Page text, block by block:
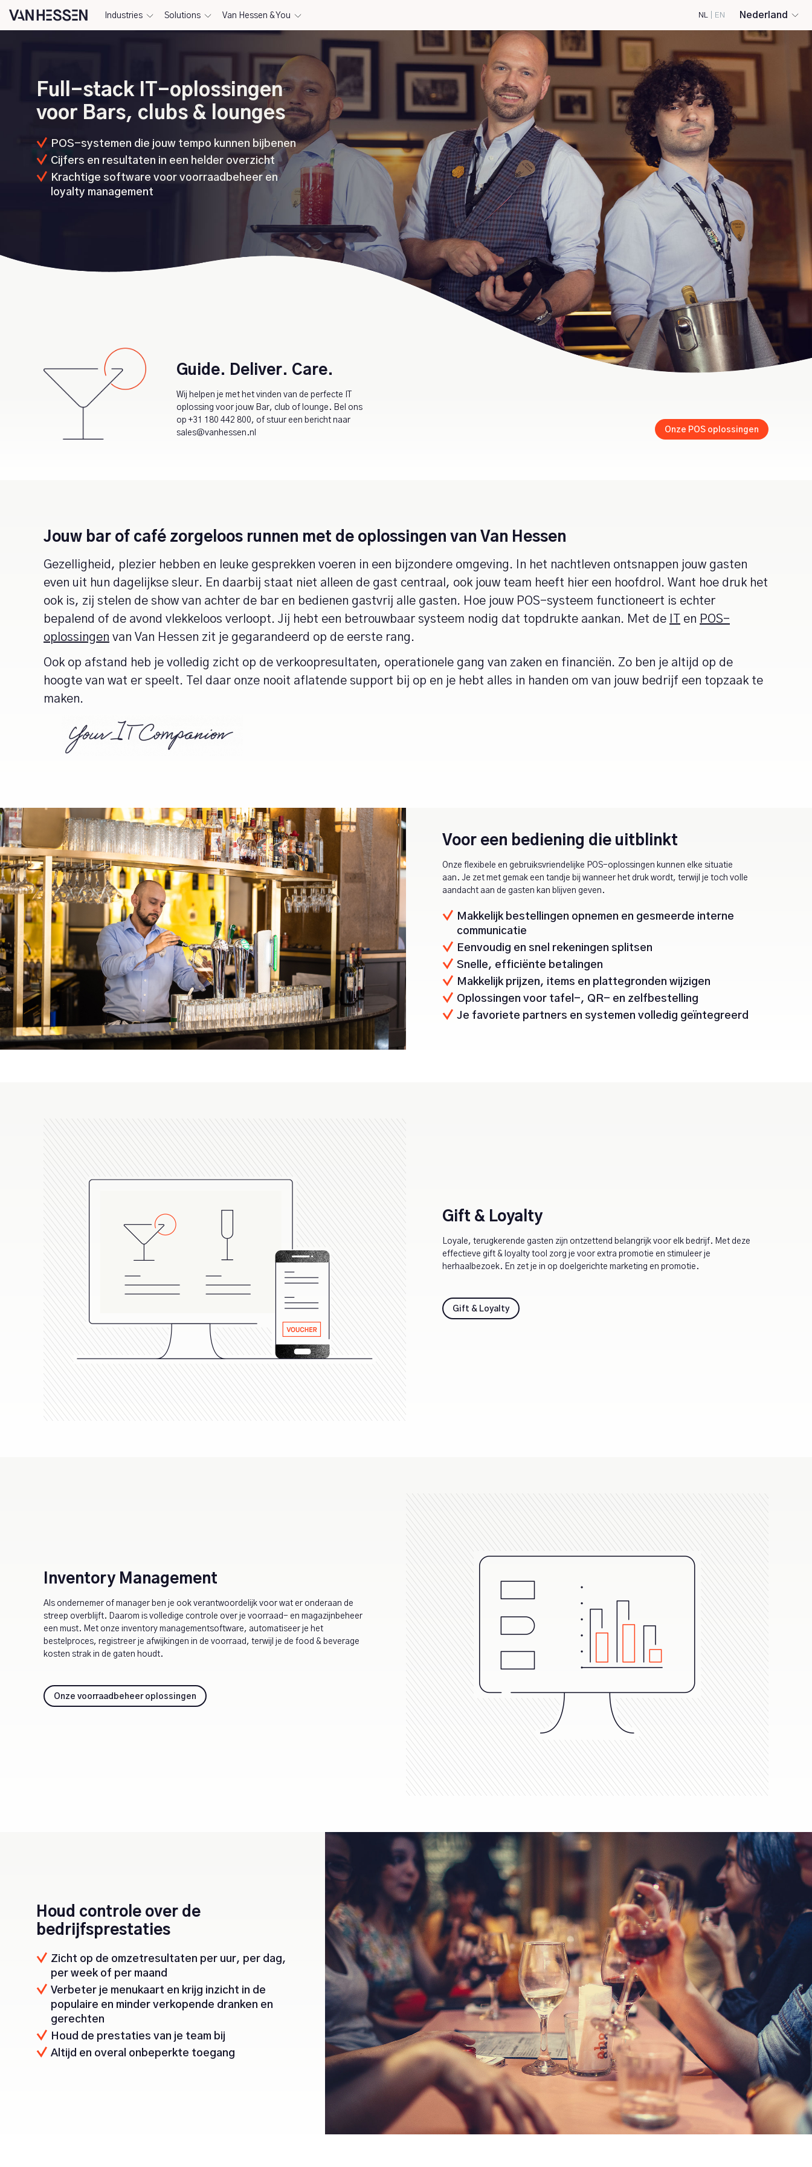
Industries Solutions Van Hessen & You Nederland
NL EN
Full-stack IT-oplossingen
voor Bars, clubs & lounges
POS-systemen die jouw tempo kunnen bijbenen
Cijfers en resultaten in een helder overzicht
Krachtige software voor voorraadbeheer en
loyalty management
Guide. Deliver. Care.
Wij helpen je met het vinden van de perfecte IT
oplossing voor jouw Bar, club of lounge. Bel ons
op +31 180 442 800, of stuur een bericht naar
sales@vanhessen.nl
Onze POS oplossingen
Jouw bar of café zorgeloos runnen met de oplossingen van Van Hessen
Gezelligheid, plezier hebben en leuke gesprekken voeren in een bijzondere omgeving. In het nachtleven ontsnappen jouw gasten
even uit hun dagelijkse sleur. En daarbij staat niet alleen de gast centraal, ook jouw team heeft hier een hoofdrol. Want hoe druk het
ook is, zij stelen de show van achter de bar en bedienen gastvrij alle gasten. Hoe jouw POS-systeem functioneert is echter
bepalend of de avond vlekkeloos verloopt. Jij hebt een betrouwbaar systeem nodig dat topdrukte aankan. Met de
en POS-
oplossingen van Van Hessen zit je gegarandeerd op de eerste rang.
Ook op afstand heb je volledig zicht op de verkoopresultaten, operationele gang van zaken en financiën. Zo ben je altijd op de
hoogte van wat er speelt. Tel daar onze nooit aflatende support bij op en je hebt alles in handen om van jouw bedrijf een topzaak te
maken.
Voor een bediening die uitblinkt
Onze flexibele en gebruiksvriendelijke POS-oplossingen kunnen elke situatie
aan. Je zet met gemak een tandje bij wanneer het druk wordt, terwijl je toch volle
aandacht aan de gasten kan blijven geven.
Makkelijk bestellingen opnemen en gesmeerde interne
communicatie
Eenvoudig en snel rekeningen splitsen
Snelle, efficiënte betalingen
Makkelijk prijzen, items en plattegronden wijzigen
Oplossingen voor tafel-, QR- en zelfbestelling
Je favoriete partners en systemen volledig geïntegreerd
Gift & Loyalty
Loyale, terugkerende gasten zijn ontzettend belangrijk voor elk bedrijf. Met deze
effectieve gift & loyalty tool zorg je voor extra promotie en stimuleer je
herhaalbezoek. En zet je in op doelgerichte marketing en promotie.
Gift & Loyalty
Inventory Management
Als ondernemer of manager ben je ook verantwoordelijk voor wat er onderaan de
streep overblijft. Daarom is volledige controle over je voorraad- en magazijnbeheer
een must. Met onze inventory managementsoftware, automatiseer je het
bestelproces, registreer je afwijkingen in de voorraad, terwijl je de food & beverage
kosten strak in de gaten houdt.
Onze voorraadbeheer oplossingen
Houd controle over de
bedrijfsprestaties
Zicht op de omzetresultaten per uur, per dag,
per week of per maand
Verbeter je menukaart en krijg inzicht in de
populaire en minder verkopende dranken en
gerechten
Houd de prestaties van je team bij
Altijd en overal onbeperkte toegang